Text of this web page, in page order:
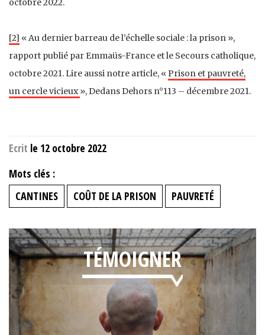
[2] « Au dernier barreau de l’échelle sociale : la prison »,
rapport publié par Emmaüs-France et le Secours catholique,
octobre 2021. Lire aussi notre article, « Prison et pauvreté,
un cercle vicieux », Dedans Dehors n°113 – décembre 2021.
Ecrit le 12 octobre 2022
Mots clés :
CANTINES
COÛT DE LA PRISON PAUVRETÉ
TÉMOIGNER